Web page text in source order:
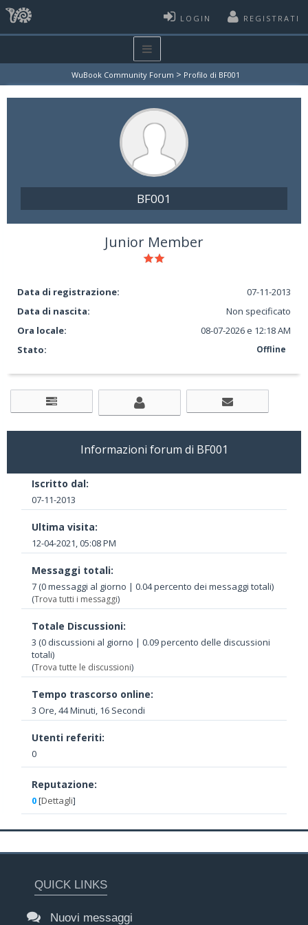
LOGIN REGISTRATI
WuBook Community Forum > Profilo di BF001
BF001
Junior Member
Data di registrazione:
07-11-2013
Data di nascita:
Non specificato
Ora locale:
08-07-2026 e 12:18 AM
Stato:
Offline
Informazioni forum di BF001
Iscritto dal:
07-11-2013
Ultima visita:
12-04-2021, 05:08 PM
Messaggi totali:
7 (0 messaggi al giorno | 0.04 percento dei messaggi totali)
(Trova tutti i messaggi)
Totale Discussioni:
3 (0 discussioni al giorno | 0.09 percento delle discussioni
totali)
(Trova tutte le discussioni)
Tempo trascorso online:
3 Ore, 44 Minuti, 16 Secondi
Utenti referiti:
0
Reputazione:
0[Dettagli]
QUICK LINKS
Nuovi messaggi